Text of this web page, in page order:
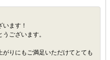
ます！
ございます。
りにもご満足いただけてとても